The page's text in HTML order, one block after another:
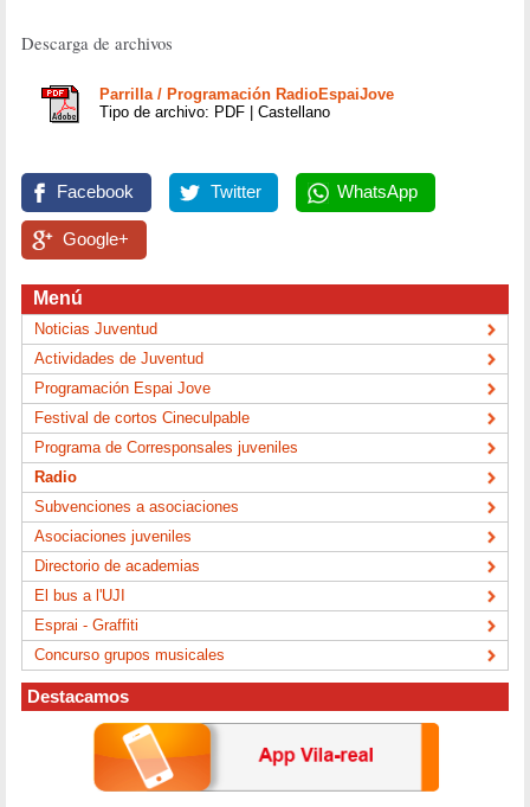
Descarga de archivos
Parrilla / Programación RadioEspaiJove
Tipo de archivo: PDF | Castellano
Facebook Twitter WhatsApp
Google+
Menú
Noticias Juventud
Actividades de Juventud
Programación Espai Jove
Festival de cortos Cineculpable
Programa de Corresponsales juveniles
Radio
Subvenciones a asociaciones
Asociaciones juveniles
Directorio de academias
El bus a l'UJI
Esprai - Graffiti
Concurso grupos musicales
Destacamos